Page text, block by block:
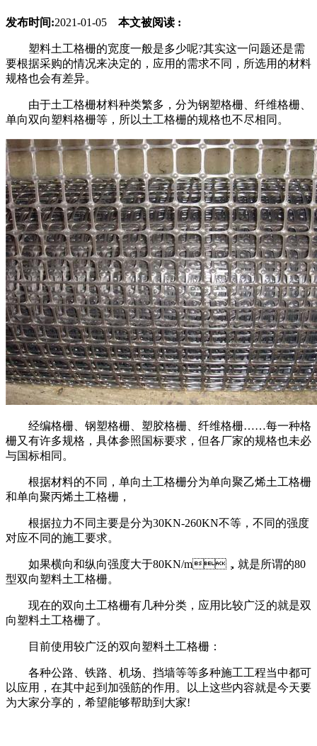
发布时间:2021-01-05 本文被阅读 :
塑料土工格栅的宽度一般是多少呢?其实这一问题还是需
要根据采购的情况来决定的，应用的需求不同，所选用的材料
规格也会有差异。
由于土工格栅材料种类繁多，分为钢塑格栅、纤维格栅、
单向双向塑料格栅等，所以土工格栅的规格也不尽相同。
经编格栅、钢塑格栅、塑胶格栅、纤维格栅……每一种格
栅又有许多规格，具体参照国标要求，但各厂家的规格也未必
与国标相同。
根据材料的不同，单向土工格栅分为单向聚乙烯土工格栅
和单向聚丙烯土工格栅，
根据拉力不同主要是分为30KN-260KN不等，不同的强度
对应不同的施工要求。
如果横向和纵向强度大于80KN/m，就是所谓的80
型双向塑料土工格栅。
现在的双向土工格栅有几种分类，应用比较广泛的就是双
向塑料土工格栅了。
目前使用较广泛的双向塑料土工格栅：
各种公路、铁路、机场、挡墙等等多种施工工程当中都可
以应用，在其中起到加强筋的作用。以上这些内容就是今天要
为大家分享的，希望能够帮助到大家!